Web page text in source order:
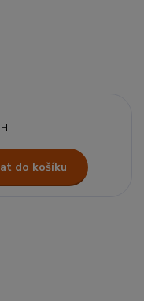
do košíku